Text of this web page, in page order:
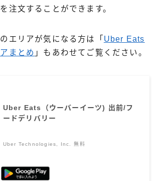
注文することができます。
エリアが気になる方は「 Uber Eats
まとめ 」もあわせてご覧ください。
Uber Eats（ウーバーイーツ) 出前/フ
ードデリバリー
Uber Technologies, Inc. 無料